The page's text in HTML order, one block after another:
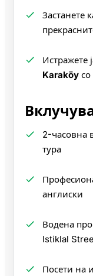
Застанете
Истражете
Karaköy
2-часовна
тура
англиски
Водена
Istiklal
Посети на